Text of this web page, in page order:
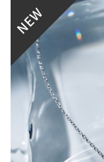
NEW